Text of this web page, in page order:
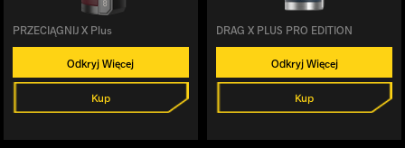
PRZECIĄGNIJ X Plus
Odkryj Więcej
Kup
DRAG X PLUS PRO EDITION
Odkryj Więcej
Kup